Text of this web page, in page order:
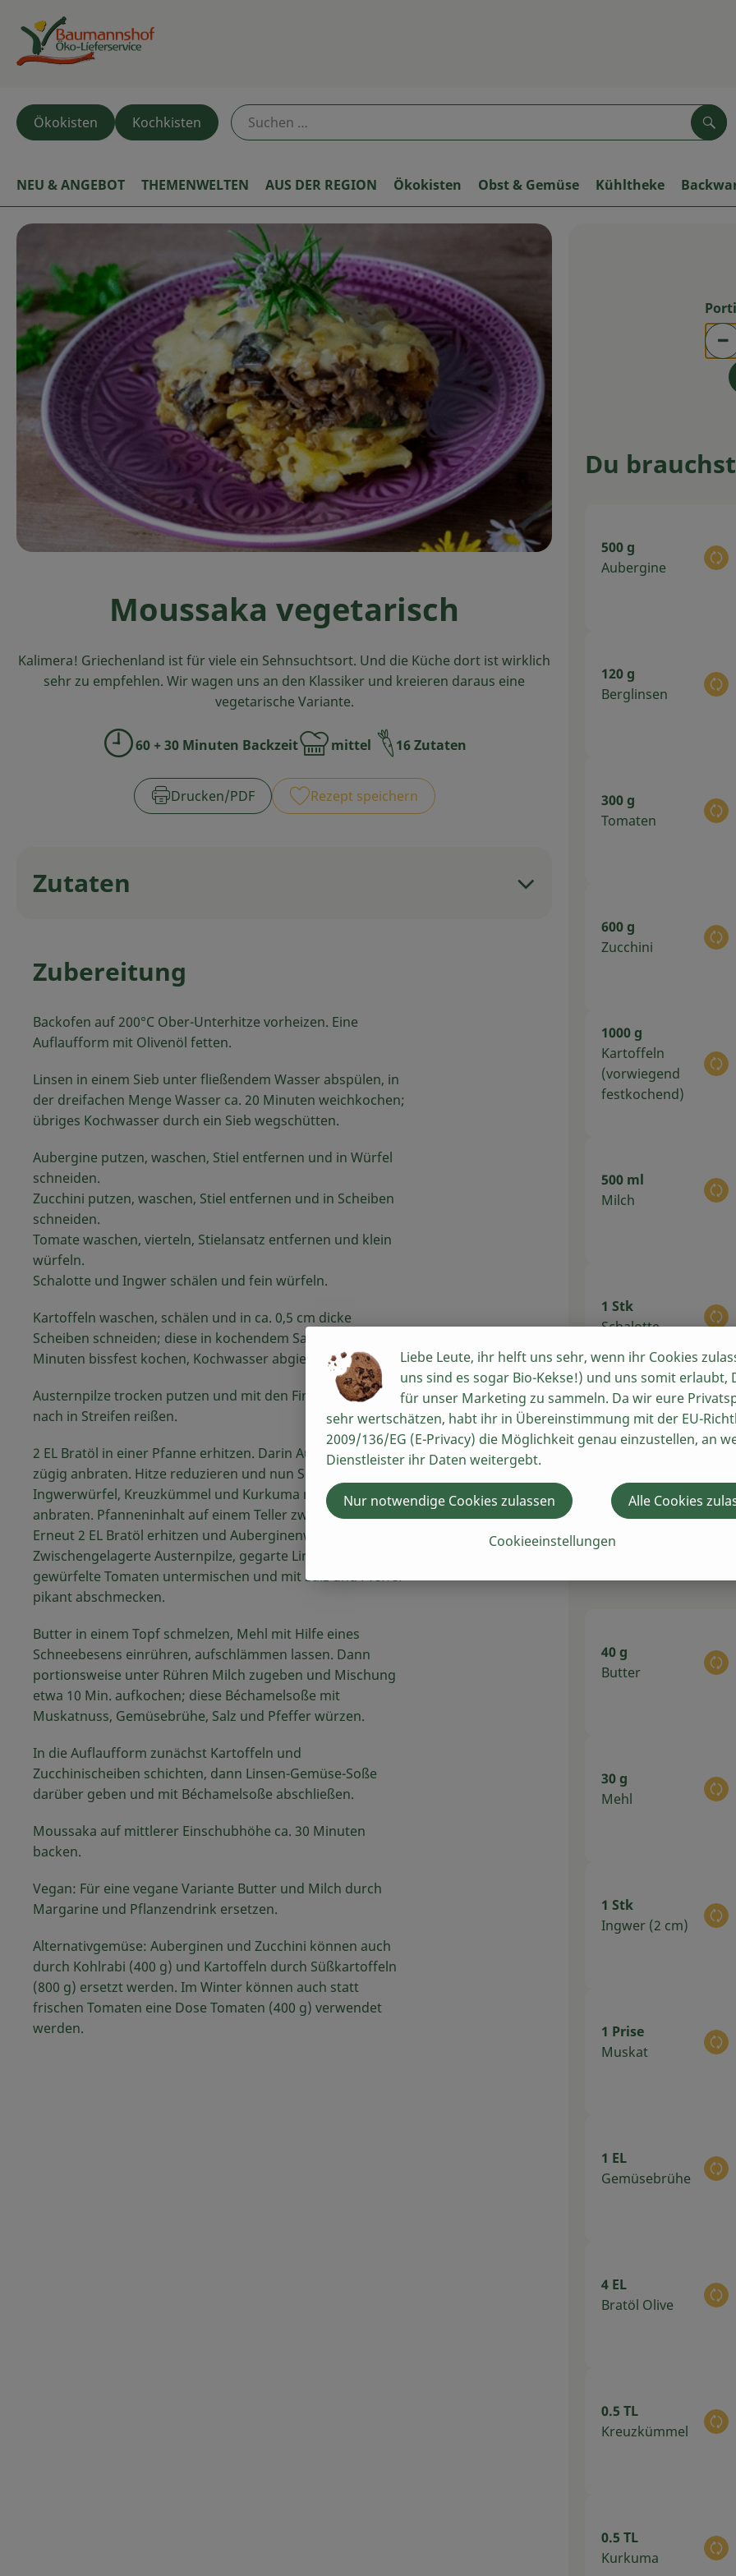
Ökokisten Kochkisten
NEU & ANGEBOT THEMENWELTEN AUS DER REGION Ökokisten Obst & Gemüse Kühltheke
Moussaka vegetarisch
Kalimera! Griechenland ist für viele ein Sehnsuchtsort. Und die Küche dort ist wirklich
sehr zu empfehlen. Wir wagen uns an den Klassiker und kreieren daraus eine
vegetarische Variante.
Zubreitungszeit:
60 + 30 Minuten BackzeitSchwierigkeit:
mittel 16 Zutaten
Drucken​/​PDF Rezept speichern
Zutaten
Zubereitung
Backofen auf 200°C Ober-Unterhitze vorheizen. Eine
Auflaufform mit Olivenöl fetten.
Linsen in einem Sieb unter fließendem Wasser abspülen, in
der dreifachen Menge Wasser ca. 20 Minuten weichkochen;
übriges Kochwasser durch ein Sieb wegschütten.
Aubergine putzen, waschen, Stiel entfernen und in Würfel
schneiden.
Zucchini putzen, waschen, Stiel entfernen und in Scheiben
schneiden.
Tomate waschen, vierteln, Stielansatz entfernen und klein
würfeln.
Schalotte und Ingwer schälen und fein würfeln.
Kartoffeln waschen, schälen und in ca. 0,5 cm dicke
Scheiben schneiden; diese in kochendem Salzwasser ca. 5
Minuten bissfest kochen, Kochwasser abgießen.
Austernpilze trocken putzen und mit den Fingern der Länge
nach in Streifen reißen.
2 EL Bratöl in einer Pfanne erhitzen. Darin Austernpilze
zügig anbraten. Hitze reduzieren und nun Schalotten- und
Ingwerwürfel, Kreuzkümmel und Kurkuma nicht zu stark
anbraten. Pfanneninhalt auf einem Teller zwischenlagern.
Erneut 2 EL Bratöl erhitzen und Auberginenwürfel anbraten.
Zwischengelagerte Austernpilze, gegarte Linsen und
gewürfelte Tomaten untermischen und mit Salz und Pfeffer
pikant abschmecken.
Butter in einem Topf schmelzen, Mehl mit Hilfe eines
Schneebesens einrühren, aufschlämmen lassen. Dann
portionsweise unter Rühren Milch zugeben und Mischung
etwa 10 Min. aufkochen; diese Béchamelsoße mit
Muskatnuss, Gemüsebrühe, Salz und Pfeffer würzen.
In die Auflaufform zunächst Kartoffeln und
Zucchinischeiben schichten, dann Linsen-Gemüse-Soße
darüber geben und mit Béchamelsoße abschließen.
Moussaka auf mittlerer Einschubhöhe ca. 30 Minuten
backen.
Vegan: Für eine vegane Variante Butter und Milch durch
Margarine und Pflanzendrink ersetzen.
Alternativgemüse: Auberginen und Zucchini können auch
durch Kohlrabi (400 g) und Kartoffeln durch Süßkartoffeln
(800 g) ersetzt werden. Im Winter können auch statt
frischen Tomaten eine Dose Tomaten (400 g) verwendet
werden.
Du
500 g
Aubergine
120 g
Berglinsen
300 g
Tomaten
600 g
Zucchini
1000 g
Kartoffeln
(vorwiegend
festkochend)
500 ml
Milch
1 Stk
Schalotte
200 g
40 g
Butter
30 g
Mehl
1 Stk
Ingwer (2 cm)
1 Prise
Muskat
1 EL
Gemüsebrühe
4 EL
Bratöl Olive
0.5 TL
Kreuzkümmel
0.5 TL
Kurkuma
Liebe Leute, ihr helft uns sehr, wenn ihr Cookies
uns sind es sogar Bio-Kekse!) und uns somit erlaubt,
für unser Marketing zu sammeln. Da wir eure
sehr wertschätzen, habt ihr in Übereinstimmung mit der EU-
2009/136/EG (E-Privacy) die Möglichkeit genau einzustellen, an
Dienstleister ihr Daten weitergebt.
Cookieeinstellungen
Nur notwendige Cookies zulassen Alle Cookies